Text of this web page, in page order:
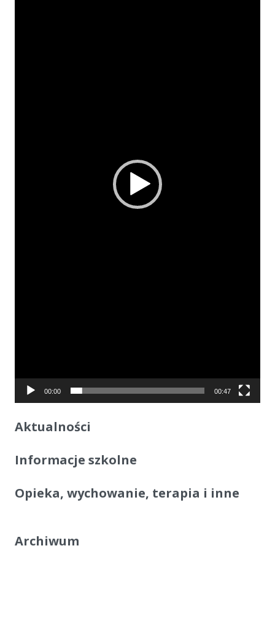
00:00 00:47
Aktualności
Informacje szkolne
Opieka, wychowanie, terapia i inne
Archiwum